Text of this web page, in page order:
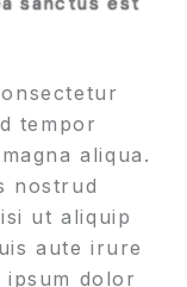
tempor
aliqua.
nostrud
ut aliquip
aute irure
dolor